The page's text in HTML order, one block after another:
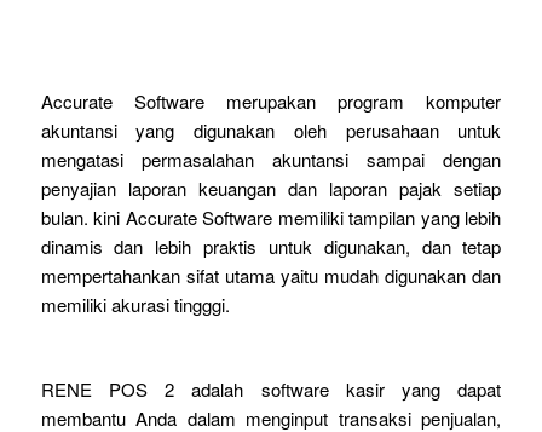
Accurate Software merupakan program komputer
akuntansi yang digunakan oleh perusahaan untuk
mengatasi permasalahan akuntansi sampai dengan
penyajian laporan keuangan dan laporan pajak setiap
bulan. kini Accurate Software memiliki tampilan yang lebih
dinamis dan lebih praktis untuk digunakan, dan tetap
mempertahankan sifat utama yaitu mudah digunakan dan
memiliki akurasi tingggi.
RENE POS 2 adalah software kasir yang dapat
membantu Anda dalam menginput transaksi penjualan,